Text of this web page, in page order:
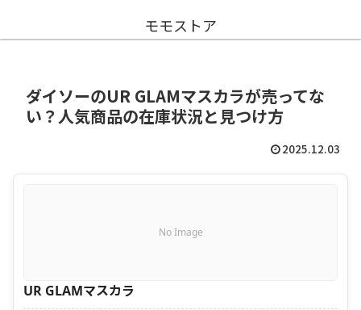
モモストア
ダイソーのUR GLAMマスカラが売ってな
い？人気商品の在庫状況と見つけ方
2025.12.03
No Image
UR GLAMマスカラ